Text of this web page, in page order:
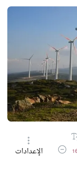
الخط
تقليل حجم الخط
الإعدادات